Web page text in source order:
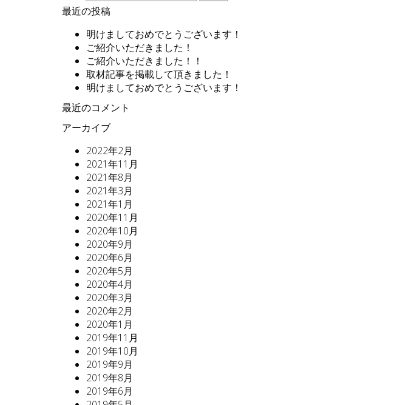
最近の投稿
明けましておめでとうございます！
ご紹介いただきました！
ご紹介いただきました！！
取材記事を掲載して頂きました！
明けましておめでとうございます！
最近のコメント
アーカイブ
2022年2月
2021年11月
2021年8月
2021年3月
2021年1月
2020年11月
2020年10月
2020年9月
2020年6月
2020年5月
2020年4月
2020年3月
2020年2月
2020年1月
2019年11月
2019年10月
2019年9月
2019年8月
2019年6月